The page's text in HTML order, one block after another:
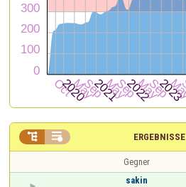
ERGEBNISSE
 
Gegner
sakin